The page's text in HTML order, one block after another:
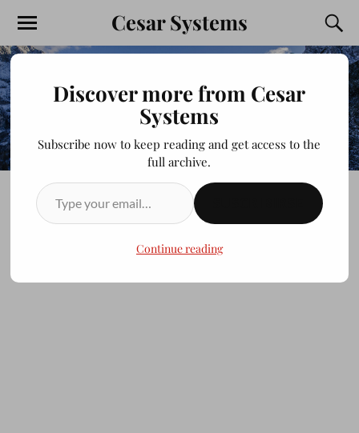
Cesar Systems
Cerro de la memoria
Discover more from Cesar
Systems
Subscribe now to keep reading and get access to the
full archive.
Continue reading